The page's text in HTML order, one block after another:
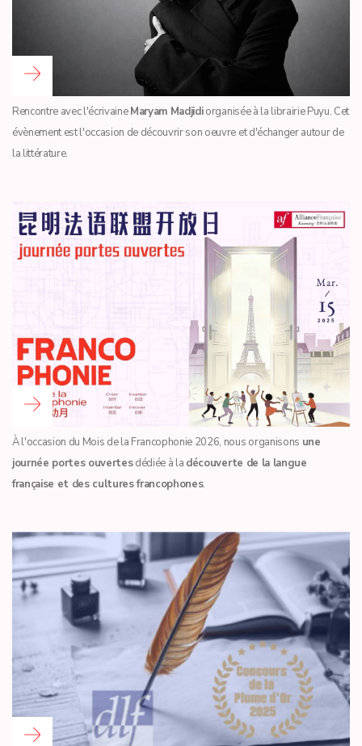
Rencontre avec l'écrivaineMaryam Madjidiorganisée à la librairie Puyu. Cet
évènement est l'occasion de découvrir son oeuvre et d'échanger autour de
la littérature.
À l'occasion du Mois de la Francophonie 2026, nous organisons une
journée portes ouvertesdédiée à la découverte de la langue
française et des cultures francophones.